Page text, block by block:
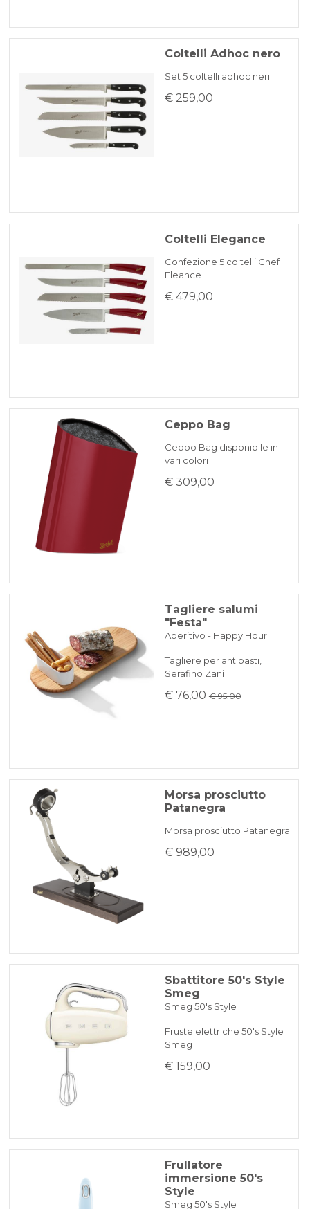
Coltelli Adhoc nero
Set 5 coltelli adhoc neri
€ 259,00
Coltelli Elegance
Confezione 5 coltelli Chef
Eleance
€ 479,00
Ceppo Bag
Ceppo Bag disponibile in
vari colori
€ 309,00
Tagliere salumi
"Festa"
Aperitivo - Happy Hour
Tagliere per antipasti,
Serafino Zani
€ 76,00 € 95.00
Morsa prosciutto
Patanegra
Morsa prosciutto Patanegra
€ 989,00
Sbattitore 50's Style
Smeg
Smeg 50's Style
Fruste elettriche 50's Style
Smeg
€ 159,00
Frullatore
immersione 50's
Style
Smeg 50's Style